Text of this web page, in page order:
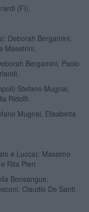
(FI).
Deborah Bergamini,
Maestrini.
Bergamini, Paolo
Stefano Mugnai,
Ridolfi.
Mugnai, Elisabetta
e Lucca): Massimo
Rita Pieri
Bonsangue,
Claudio De Santi